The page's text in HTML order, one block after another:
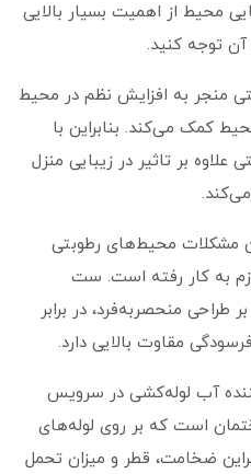
محیط از اهمیت بسیار بالایی
آن توجه کنید.
منجر به افزایش نظم در محیط
کمک می‌کند. بنابراین با
بر تاثیر در زیبایی منزل
مشکلات محیط‌های رطوبتی
به کار رفته است. ست
طراحی منحصربه‌فرد، در برابر
مقاوت بالایی دارد.
آب لوله‌کشی در سرویس
است که بر روی لوله‌های
ضخامت، قطر و میزان تحمل